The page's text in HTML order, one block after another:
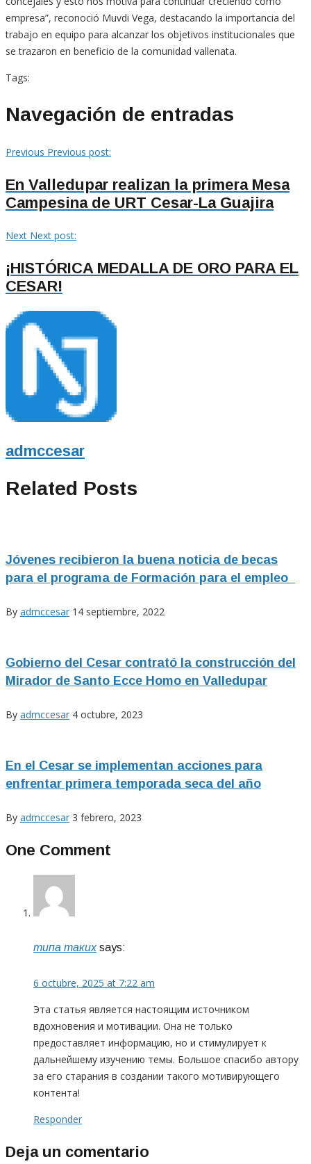
empresa”, reconoció Muvdi Vega, destacando la importancia del
trabajo en equipo para alcanzar los objetivos institucionales que
se trazaron en beneficio de la comunidad vallenata.
Tags:
Navegación de entradas
Previous Previous post:
En Valledupar realizan la primera Mesa
Campesina de URT Cesar-La Guajira
Next Next post:
¡HISTÓRICA MEDALLA DE ORO PARA EL
CESAR!
admccesar
Related Posts
Jóvenes recibieron la buena noticia de becas
para el programa de Formación para el empleo
By admccesar 14 septiembre, 2022
Gobierno del Cesar contrató la construcción del
Mirador de Santo Ecce Homo en Valledupar
By admccesar 4 octubre, 2023
En el Cesar se implementan acciones para
enfrentar primera temporada seca del año
By admccesar 3 febrero, 2023
One Comment
типа таких says:
6 octubre, 2025 at 7:22 am
Эта статья является настоящим источником
вдохновения и мотивации. Она не только
предоставляет информацию, но и стимулирует к
дальнейшему изучению темы. Большое спасибо автору
за его старания в создании такого мотивирующего
контента!
Responder
Deja un comentario